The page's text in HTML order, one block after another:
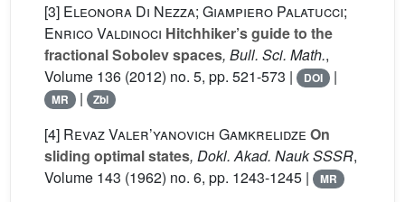
[3] Eleonora Di Nezza; Giampiero Palatucci;
Enrico Valdinoci Hitchhiker’s guide to the
fractional Sobolev spaces, Bull. Sci. Math.,
Volume 136 (2012) no. 5, pp. 521-573 | DOI |
MR | Zbl
[4] Revaz Valer’yanovich Gamkrelidze On
sliding optimal states, Dokl. Akad. Nauk SSSR,
Volume 143 (1962) no. 6, pp. 1243-1245 | MR